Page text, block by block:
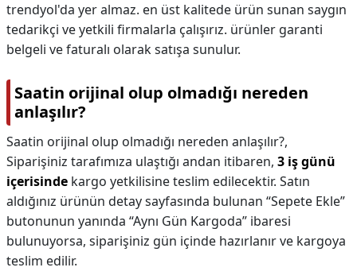
trendyol'da yer almaz. en üst kalitede ürün sunan saygın
tedarikçi ve yetkili firmalarla çalışırız. ürünler garanti
belgeli ve faturalı olarak satışa sunulur.
Saatin orijinal olup olmadığı nereden
anlaşılır?
Saatin orijinal olup olmadığı nereden anlaşılır?,
Siparişiniz tarafımıza ulaştığı andan itibaren, 3 iş günü
içerisinde kargo yetkilisine teslim edilecektir. Satın
aldığınız ürünün detay sayfasında bulunan “Sepete Ekle”
butonunun yanında “Aynı Gün Kargoda” ibaresi
bulunuyorsa, siparişiniz gün içinde hazırlanır ve kargoya
teslim edilir.